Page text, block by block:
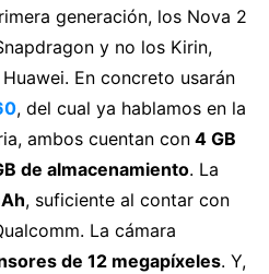
generación, los Nova 2
y no los Kirin,
En concreto usarán
, del cual ya hablamos en la
ambos cuentan con 4 GB
de almacenamiento. La
, suficiente al contar con
La cámara
de 12 megapíxeles. Y,